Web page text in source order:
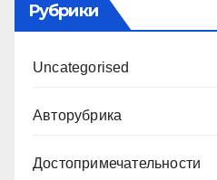
Рубрики
Uncategorised
Авторубрика
Достопримечательности